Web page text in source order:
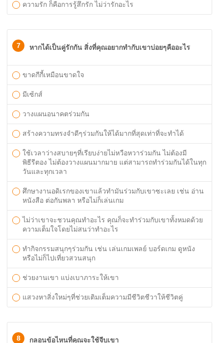
ความรัก ก็คือการรู้สึกรัก ไม่ว่ารักอะไร
7 หากได้เป็นคู่รักกัน สิ่งที่คุณอยากทำกับเขาบ่อยๆคืออะไร
ขาดกีกี้เหมือนขาดใจ
มีเซ้กส์
วางแผนอนาคตร่วมกัน
สร้างความทรงจำดีๆร่วมกันให้ได้มากที่สุดเท่าที่จะทำได้
ใช้เวลาว่างสบายๆที่เรียบง่ายไม่หวือหวาร่วมกัน ไม่ต้องมี
พิธีรีตอง ไม่ต้องวางแผนมากมาย แต่สามารถทำร่วมกันได้ในทุก
วันและทุกเวลา
ศึกษางานอดิเรกของเขาแล้วทำมันร่วมกับเขาซะเลย เช่น อ่าน
หนังสือ ต่อกันพลา หรือไม่ก็เล่นเกม
ไม่ว่าเขาจะชวนคุณทำอะไร คุณก็จะทำร่วมกับเขาทั้งหมดด้วย
ความเต็มใจโดยไม่สนว่าทำอะไร
ทำกิจกรรมสนุกๆร่วมกัน เช่น เล่นเกมเพลย์ บอร์ดเกม ดูหนัง
หรือไม่ก็ไปเที่ยวสวนสนุก
ช่วยงานเขา แบ่งเบาภาระให้เขา
แสวงหาสิ่งใหม่ๆที่ช่วยเติมเต็มความมีชีวิตชีวาให้ชีวิตคู่
8 กลอนข้อไหนที่คุณจะใช้จีบเขา